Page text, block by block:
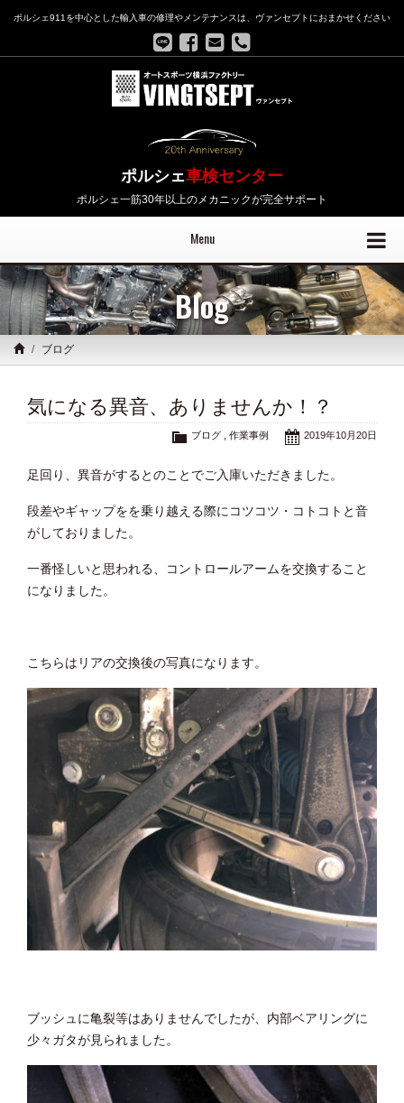
ポルシェ911を中心とした輸入車の修理やメンテナンスは、ヴァンセプトにおまかせください
ポルシェ車検センター
ポルシェ一筋30年以上のメカニックが完全サポート
Menu
Blog
ブログ
気になる異音、ありませんか！？
2019年10月20日
ブログ 作業事例
足回り、異音がするとのことでご入庫いただきました。
段差やギャップをを乗り越える際にコツコツ・コトコトと音
がしておりました。
一番怪しいと思われる、コントロールアームを交換すること
になりました。
こちらはリアの交換後の写真になります。
ブッシュに亀裂等はありませんでしたが、内部ベアリングに
少々ガタが見られました。